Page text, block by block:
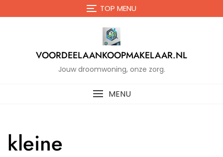
de
TOP MENU
VOORDEELAANKOOPMAKELAAR.NL
Jouw droomwoning, onze zorg.
MENU
kleine